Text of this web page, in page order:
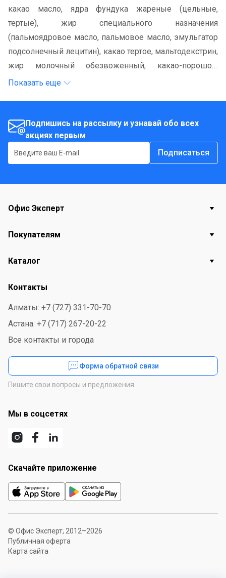
какао масло, ядра фундука жареные (цельные,
тертые), жир специального назначения
(пальмоядровое масло, пальмовое масло, эмульгатор
подсолнечный лецитин), какао тертое, мальтодекстрин,
жир молочный обезвоженный, какао-порошок,
эквивалент какао масла (рафинированные
эмульгаторы: лецитин соевый, Е476; ароматизаторы.
Может содержать диоксид серы, следы арахиса.
Показать еще
Подпишись на рассылку и узнавай обо всех
акциях первым
Подписаться
Офис Эксперт
Покупателям
Каталог
Контакты
Алматы: +7 (727) 331-70-70
Астана: +7 (717) 267-20-22
Все контакты и города
Форма обратной связи
Пишите свои вопросы и предложения
Мы в соцсетях
Скачайте приложение
© Офис Эксперт, 2012–2026
Публичная оферта
Карта сайта